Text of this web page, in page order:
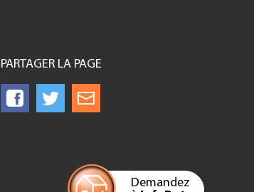
Demandez
PARTAGER LA PAGE